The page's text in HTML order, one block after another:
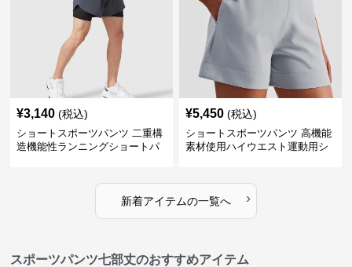
¥3,140 (税込)
ショートスポーツパンツ 二重構
造機能性ランニングショートパ
¥5,450 (税込)
ショートスポーツパンツ 高機能
素材使用ハイウエスト運動用シ
新着アイテムの一覧へ ›
スポーツパンツ七部丈のおすすめアイテム